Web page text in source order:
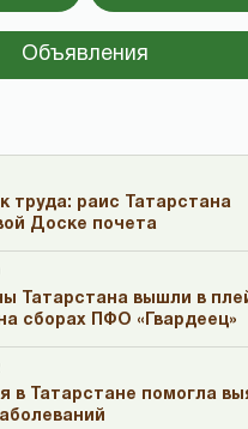
Объявления
труда: раис Татарстана
Доске почета
Татарстана вышли в
сборах ПФО «Гвардеец»
в Татарстане помогла